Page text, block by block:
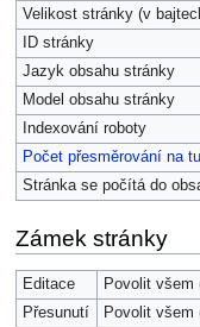
Velikost stránky (v
ID stránky
Jazyk obsahu stránky
Model obsahu stránky
Indexování roboty
Počet přesměrování na
Stránka se počítá do
Zámek stránky
Editace
Povolit všem
Přesunutí
Povolit všem